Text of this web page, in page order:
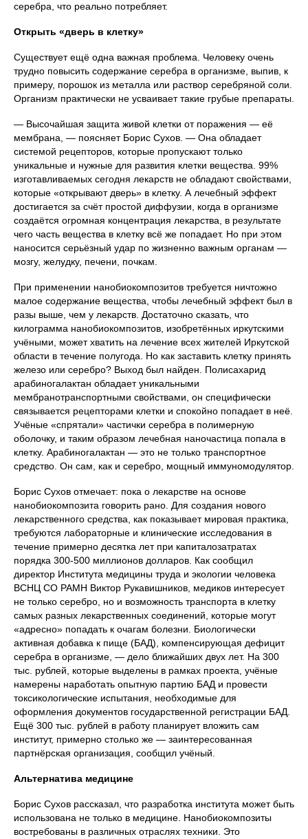
серебра, что реально потребляет.
Открыть «дверь в клетку»
Существует ещё одна важная проблема. Человеку очень
трудно повысить содержание серебра в организме, выпив, к
примеру, порошок из металла или раствор серебряной соли.
Организм практически не усваивает такие грубые препараты.
— Высочайшая защита живой клетки от поражения — её
мембрана, — поясняет Борис Сухов. — Она обладает
системой рецепторов, которые пропускают только
уникальные и нужные для развития клетки вещества. 99%
изготавливаемых сегодня лекарств не обладают свойствами,
которые «открывают дверь» в клетку. А лечебный эффект
достигается за счёт простой диффузии, когда в организме
создаётся огромная концентрация лекарства, в результате
чего часть вещества в клетку всё же попадает. Но при этом
наносится серьёзный удар по жизненно важным органам —
мозгу, желудку, печени, почкам.
При применении нанобиокомпозитов требуется ничтожно
малое содержание вещества, чтобы лечебный эффект был в
разы выше, чем у лекарств. Достаточно сказать, что
килограмма нанобиокомпозитов, изобретённых иркутскими
учёными, может хватить на лечение всех жителей Иркутской
области в течение полугода. Но как заставить клетку принять
железо или серебро? Выход был найден. Полисахарид
арабиногалактан обладает уникальными
мембранотранспортными свойствами, он специфически
связывается рецепторами клетки и спокойно попадает в неё.
Учёные «спрятали» частички серебра в полимерную
оболочку, и таким образом лечебная наночастица попала в
клетку. Арабиногалактан — это не только транспортное
средство. Он сам, как и серебро, мощный иммуномодулятор.
Борис Сухов отмечает: пока о лекарстве на основе
нанобиокомпозита говорить рано. Для создания нового
лекарственного средства, как показывает мировая практика,
требуются лабораторные и клинические исследования в
течение примерно десятка лет при капиталозатратах
порядка 300-500 миллионов долларов. Как сообщил
директор Института медицины труда и экологии человека
ВСНЦ СО РАМН Виктор Рукавишников, медиков интересует
не только серебро, но и возможность транспорта в клетку
самых разных лекарственных соединений, которые могут
«адресно» попадать к очагам болезни. Биологически
активная добавка к пище (БАД), компенсирующая дефицит
серебра в организме, — дело ближайших двух лет. На 300
тыс. рублей, которые выделены в рамках проекта, учёные
намерены наработать опытную партию БАД и провести
токсикологические испытания, необходимые для
оформления документов государственной регистрации БАД.
Ещё 300 тыс. рублей в работу планирует вложить сам
институт, примерно столько же — заинтересованная
партнёрская организация, сообщил учёный.
Альтернатива медицине
Борис Сухов рассказал, что разработка института может быть
использована не только в медицине. Нанобиокомпозиты
востребованы в различных отраслях техники. Это